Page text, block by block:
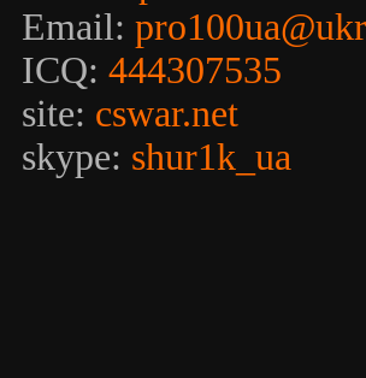
Email:
ICQ: 444307535
site: cswar.net
skype: shur1k_ua